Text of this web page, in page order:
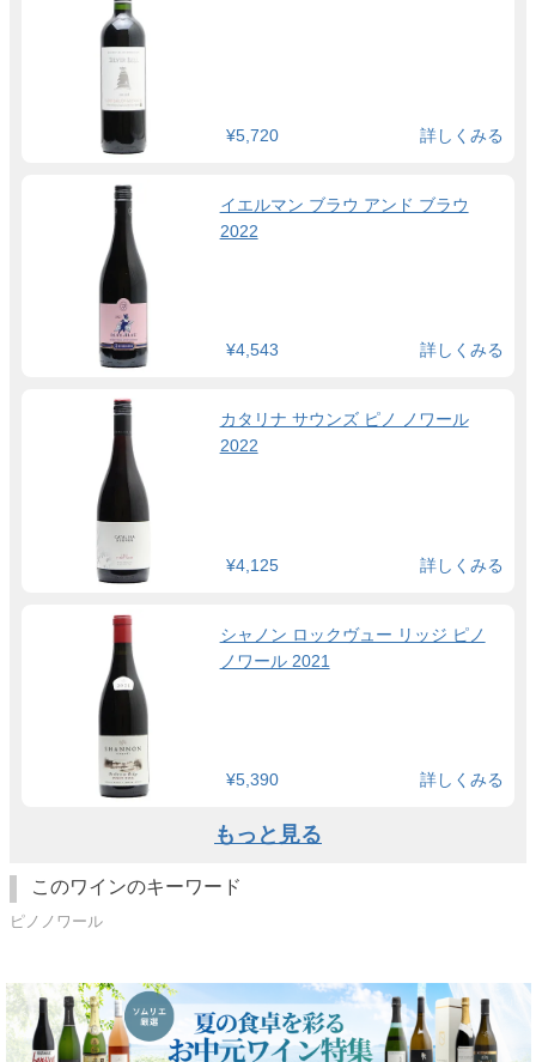
¥5,720 詳しくみる
イエルマン ブラウ アンド ブラウ
2022
¥4,543 詳しくみる
カタリナ サウンズ ピノ ノワール
2022
¥4,125 詳しくみる
シャノン ロックヴュー リッジ ピノ
ノワール 2021
¥5,390 詳しくみる
もっと見る
このワインのキーワード
ピノノワール